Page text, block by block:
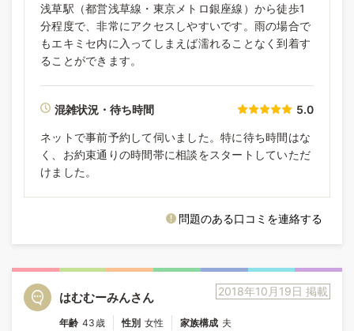
浅草駅（都営浅草線・東京メトロ銀座線）から徒歩1
分程度で、非常にアクセスしやすいです。雨の場合で
もエキミセ内に入ってしまえば濡れることなく到着す
ることができます。
混雑状況・待ち時間 5.0
ネットで事前予約して伺いました。特に待ち時間はな
く、お約束通りの時間帯に相談をスタートしていただ
けました。
問題のある口コミを連絡する
2018年10月19日 掲載
はむむーみんさん
年齢 43歳 性別 女性 家族構成 夫